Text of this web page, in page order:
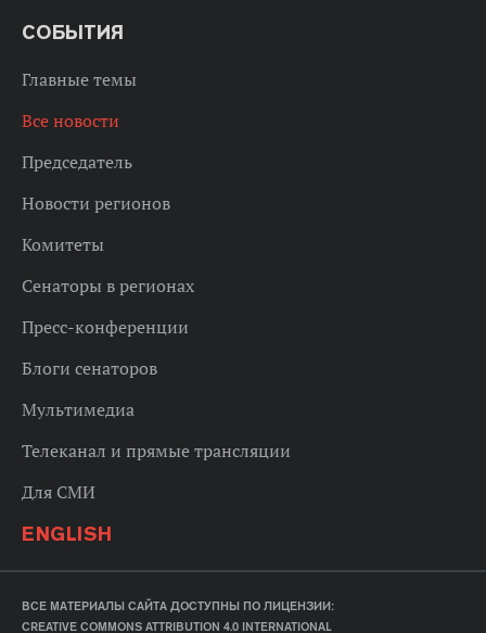
СОБЫТИЯ
Главные темы
Все новости
Председатель
Новости регионов
Комитеты
Сенаторы в регионах
Пресс-конференции
Блоги сенаторов
Мультимедиа
Телеканал и прямые трансляции
Для СМИ
ENGLISH
ВСЕ МАТЕРИАЛЫ САЙТА ДОСТУПНЫ ПО ЛИЦЕНЗИИ:
CREATIVE COMMONS ATTRIBUTION 4.0 INTERNATIONAL